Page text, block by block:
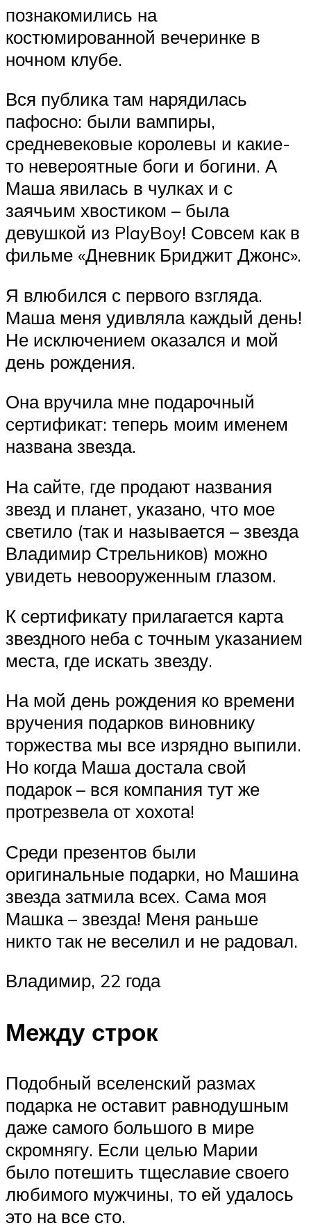
познакомились на
костюмированной вечеринке в
ночном клубе.
Вся публика там нарядилась
пафосно: были вампиры,
средневековые королевы и какие-
то невероятные боги и богини. А
Маша явилась в чулках и с
заячьим хвостиком – была
девушкой из PlayBoy! Совсем как в
фильме «Дневник Бриджит Джонс».
Я влюбился с первого взгляда.
Маша меня удивляла каждый день!
Не исключением оказался и мой
день рождения.
Она вручила мне подарочный
сертификат: теперь моим именем
названа звезда.
На сайте, где продают названия
звезд и планет, указано, что мое
светило (так и называется – звезда
Владимир Стрельников) можно
увидеть невооруженным глазом.
К сертификату прилагается карта
звездного неба с точным указанием
места, где искать звезду.
На мой день рождения ко времени
вручения подарков виновнику
торжества мы все изрядно выпили.
Но когда Маша достала свой
подарок – вся компания тут же
протрезвела от хохота!
Среди презентов были
оригинальные подарки, но Машина
звезда затмила всех. Сама моя
Машка – звезда! Меня раньше
никто так не веселил и не радовал.
Владимир, 22 года
Между строк
Подобный вселенский размах
подарка не оставит равнодушным
даже самого большого в мире
скромнягу. Если целью Марии
было потешить тщеславие своего
любимого мужчины, то ей удалось
это на все сто.